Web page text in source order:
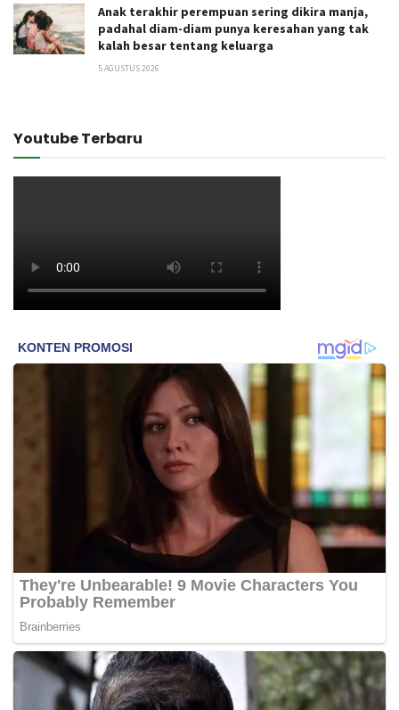
Anak terakhir perempuan sering dikira manja,
padahal diam-diam punya keresahan yang tak
kalah besar tentang keluarga
5 AGUSTUS 2026
Youtube Terbaru